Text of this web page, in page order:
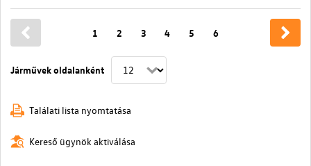
Járművek oldalanként
1 2 3 4 5 6
Találati lista nyomtatása
Kereső ügynök aktiválása